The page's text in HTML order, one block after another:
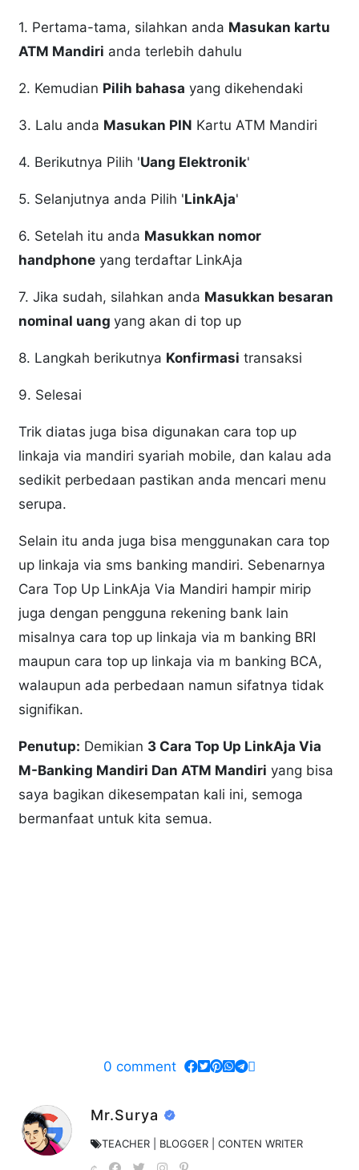
1. Pertama-tama, silahkan anda Masukan kartu
ATM Mandiri anda terlebih dahulu
2. Kemudian Pilih bahasa yang dikehendaki
3. Lalu anda Masukan PIN Kartu ATM Mandiri
4. Berikutnya Pilih 'Uang Elektronik'
5. Selanjutnya anda Pilih 'LinkAja'
6. Setelah itu anda Masukkan nomor
handphone yang terdaftar LinkAja
7. Jika sudah, silahkan anda Masukkan besaran
nominal uangyang akan di top up
8. Langkah berikutnya Konfirmasi transaksi
9. Selesai
Trik diatas juga bisa digunakan cara top up
linkaja via mandiri syariah mobile, dan kalau ada
sedikit perbedaan pastikan anda mencari menu
serupa.
Selain itu anda juga bisa menggunakan cara top
up linkaja via sms banking mandiri. Sebenarnya
Cara Top Up LinkAja Via Mandiri hampir mirip
juga dengan pengguna rekening bank lain
misalnya cara top up linkaja via m banking BRI
maupun cara top up linkaja via m banking BCA,
walaupun ada perbedaan namun sifatnya tidak
signifikan.
Penutup: Demikian 3 Cara Top Up LinkAja Via
M-Banking Mandiri Dan ATM Mandiri yang bisa
saya bagikan dikesempatan kali ini, semoga
bermanfaat untuk kita semua.
0 comment
Mr.Surya
TEACHER | BLOGGER | CONTEN WRITER